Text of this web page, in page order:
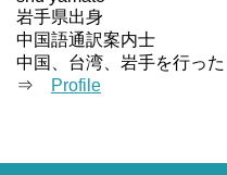
岩手県出身
中国語通訳案内士
中国、台湾、岩手を行った
⇒
Profile